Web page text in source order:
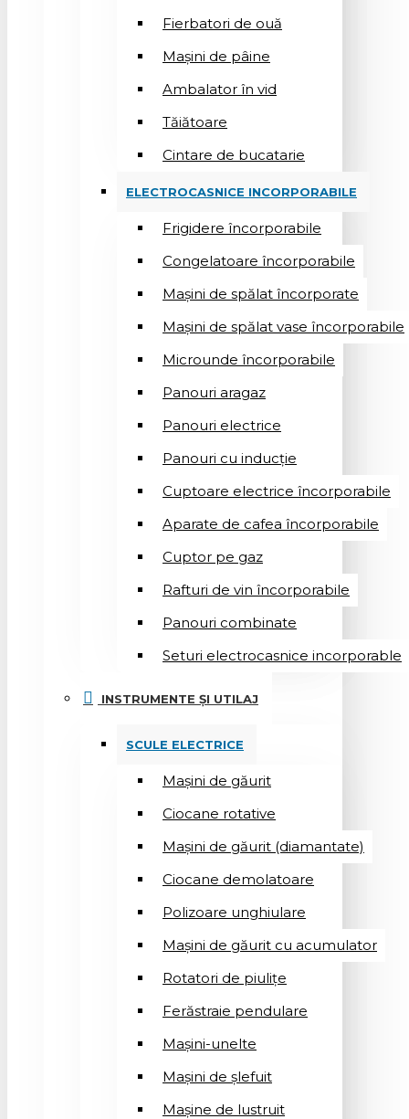
Fierbatori de ouă
Mașini de pâine
Ambalator în vid
Tăiătoare
Cintare de bucatarie
ELECTROCASNICE INCORPORABILE
Frigidere încorporabile
Congelatoare încorporabile
Mașini de spălat încorporate
Mașini de spălat vase încorporabile
Microunde încorporabile
Panouri aragaz
Panouri electrice
Panouri cu inducție
Cuptoare electrice încorporabile
Aparate de cafea încorporabile
Cuptor pe gaz
Rafturi de vin încorporabile
Panouri combinate
Seturi electrocasnice incorporable
INSTRUMENTE ȘI UTILAJ
SCULE ELECTRICE
Mașini de găurit
Ciocane rotative
Mașini de găurit (diamantate)
Ciocane demolatoare
Polizoare unghiulare
Mașini de găurit cu acumulator
Rotatori de piuliţe
Ferăstraie pendulare
Mașini-unelte
Mașini de șlefuit
Mașinе de lustruit